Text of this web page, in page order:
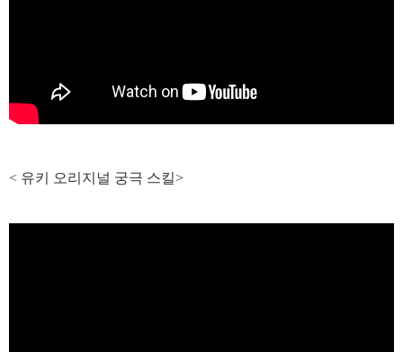
< 유키 오리지널 궁극 스킬>